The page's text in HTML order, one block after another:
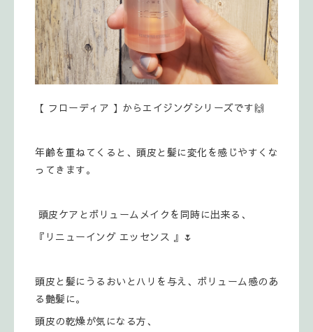
【 フローディア 】からエイジングシリーズです🙌
年齢を重ねてくると、頭皮と髪に変化を感じやすくな
ってきます。
頭皮ケアとボリュームメイクを同時に出来る、
『リニューイング エッセンス 』🌷
頭皮と髪にうるおいとハリを与え、ボリューム感のあ
る艶髪に。
頭皮の乾燥が気になる方、